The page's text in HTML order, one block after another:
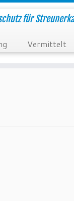
für
Vermittelt